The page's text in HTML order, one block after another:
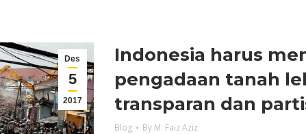
Des
5
2017
Indonesia harus
pengadaan tanah
transparan dan
Blog By M. Faiz Aziz